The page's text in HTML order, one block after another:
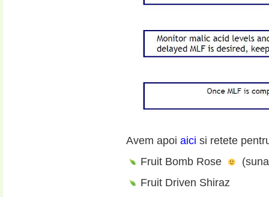
Avem apoi aici si retete
Fruit Bomb Rose
Fruit Driven Shiraz